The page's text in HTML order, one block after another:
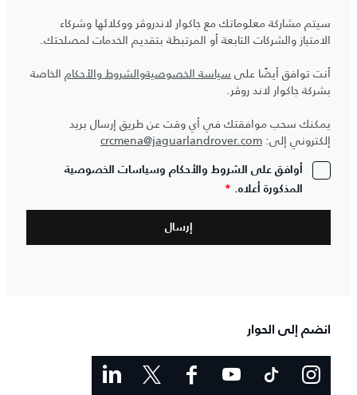
سيتم مشاركة معلوماتك مع جاكوار لاندروڤر ووكلائها وشركاء
الامتياز والشركات التابعة أو المرتبطة بتقديم الخدمات لمصلحتك.
أنت توافق أيضًا علىسياسة الخصوصيةوالشروط والأحكام الخاصة
بشركة جاكوار لاند روڤر.
يمكنك سحب موافقتك في أي وقت عن طريق إرسال بريد
إلكتروني إلى: crcmena@jaguarlandrover.com
أوافق على الشروط والأحكام وسياسات الخصوصية
المذكورة أعلاه. *
انضم إلى الحوار